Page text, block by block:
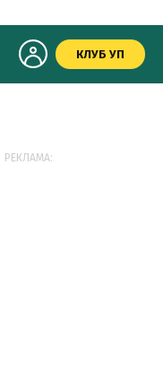
КЛУБ УП
РЕКЛАМА: